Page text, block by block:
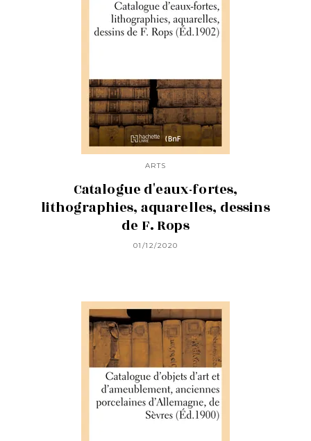
ARTS
Catalogue d'eaux-fortes,
lithographies, aquarelles, dessins
de F. Rops
01/12/2020